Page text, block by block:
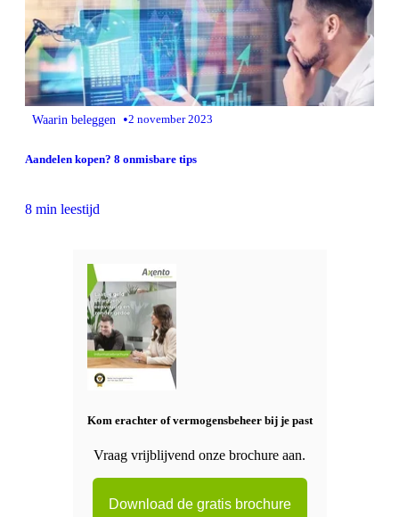
Waarin beleggen •2 november 2023
Aandelen kopen? 8 onmisbare tips
8 min leestijd
Kom erachter of vermogensbeheer bij je past
Vraag vrijblijvend onze brochure aan.
Download de gratis brochure